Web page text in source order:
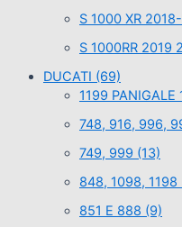
S 1000 XR
S 1000RR 2019
DUCATI (69)
1199 PANIGALE
748, 916, 996,
749, 999 (13)
848, 1098, 1198
851 E 888 (9)